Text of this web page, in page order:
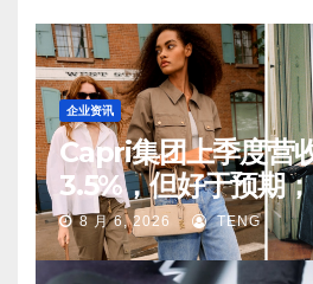
企业资讯
Capri集团上季度营
3.5%，但好于预期
Kors 在中国市场持
8 月 6, 2026 TENG